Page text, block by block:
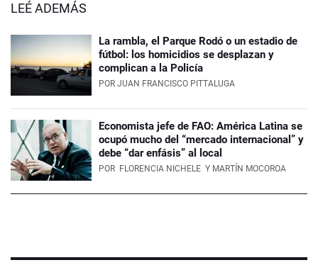
LEÉ ADEMÁS
La rambla, el Parque Rodó o un estadio de
fútbol: los homicidios se desplazan y
complican a la Policía
POR JUAN FRANCISCO PITTALUGA
Economista jefe de FAO: América Latina se
ocupó mucho del “mercado internacional” y
debe “dar enfásis” al local
POR FLORENCIA NICHELE Y MARTÍN MOCOROA